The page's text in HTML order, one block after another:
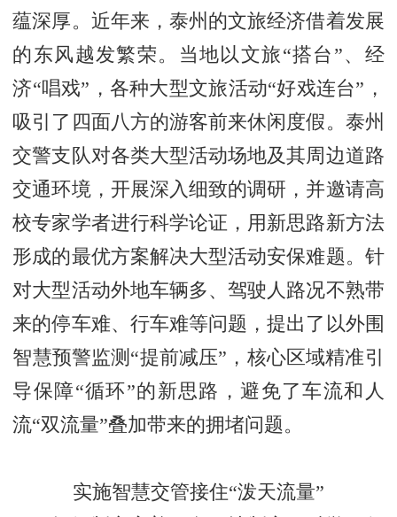
蕴深厚。近年来，泰州的文旅经济借着发展
的东风越发繁荣。当地以文旅“搭台”、经
济“唱戏”，各种大型文旅活动“好戏连台”，
吸引了四面八方的游客前来休闲度假。泰州
交警支队对各类大型活动场地及其周边道路
交通环境，开展深入细致的调研，并邀请高
校专家学者进行科学论证，用新思路新方法
形成的最优方案解决大型活动安保难题。针
对大型活动外地车辆多、驾驶人路况不熟带
来的停车难、行车难等问题，提出了以外围
智慧预警监测“提前减压”，核心区域精准引
导保障“循环”的新思路，避免了车流和人
流“双流量”叠加带来的拥堵问题。
实施智慧交管接住“泼天流量”